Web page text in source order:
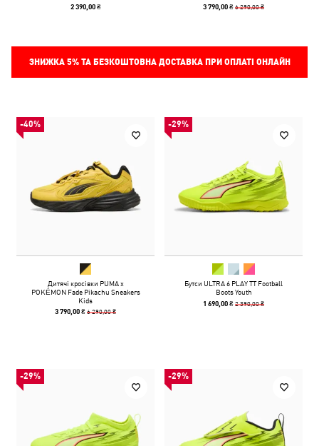
2 390,00 ₴ 3 790,00 ₴6 290,00 ₴
ЗНИЖКА 5%ТА БЕЗКОШТОВНА ДОСТАВКА ПРИ ОПЛАТІ ОНЛАЙН
-40%
Дитячі кросівки PUMA x
POKÉMON Fade Pikachu Sneakers
Kids
3 790,00 ₴6 290,00 ₴
-29%
Бутси ULTRA 6 PLAY TT Football
Boots Youth
1 690,00 ₴2 390,00 ₴
-29% -29%